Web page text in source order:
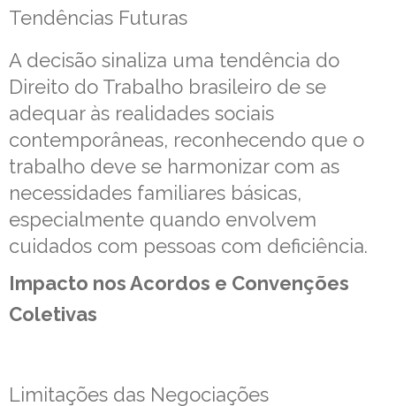
Tendências Futuras
A decisão sinaliza uma tendência do
Direito do Trabalho brasileiro de se
adequar às realidades sociais
contemporâneas, reconhecendo que o
trabalho deve se harmonizar com as
necessidades familiares básicas,
especialmente quando envolvem
cuidados com pessoas com deficiência.
Impacto nos Acordos e Convenções
Coletivas
Limitações das Negociações